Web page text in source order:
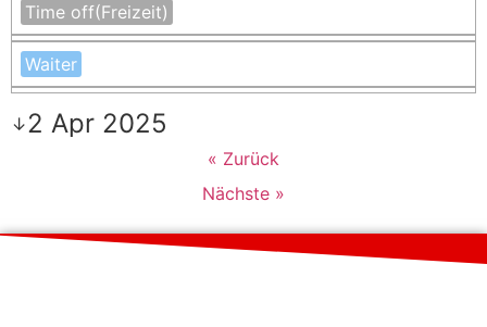
Time off(Freizeit)
Waiter
↓2 Apr 2025
« Zurück
Nächste »